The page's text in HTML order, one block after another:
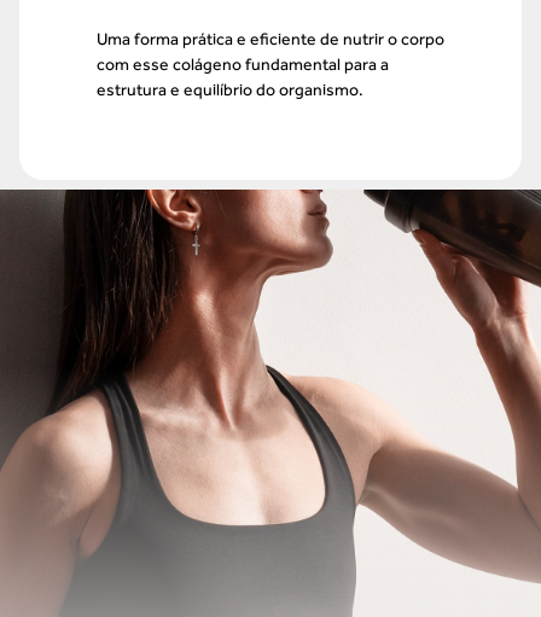
Uma forma prática e eficiente de nutrir o corpo
com esse colágeno fundamental para a
estrutura e equilíbrio do organismo.